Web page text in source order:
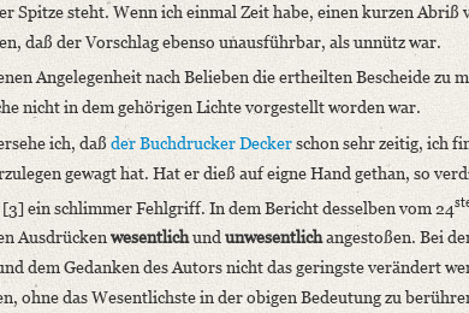
Briefe Ihnen meinen wohlgemeynten [...]“
der Wissenschaften
Spitze steht. Wenn ich einmal Zeit habe, einen kurzen Abriß
daß der Vorschlag ebenso unausführbar, als unnütz war.
Angelegenheit nach Belieben die ertheilten Bescheide zu
nicht in dem gehörigen Lichte vorgestellt worden war.
ich, daßder Buchdrucker Deckerschon sehr zeitig, ich
gewagt hat. Hat er dieß auf eigne Hand gethan, so
ein schlimmer Fehlgriff. In dem Bericht desselben vom 24
Ausdrücken wesentlichundunwesentlichangestoßen. Bei
dem Gedanken des Autors nicht das geringste verändert
ohne das Wesentlichste in der obigen Bedeutung zu